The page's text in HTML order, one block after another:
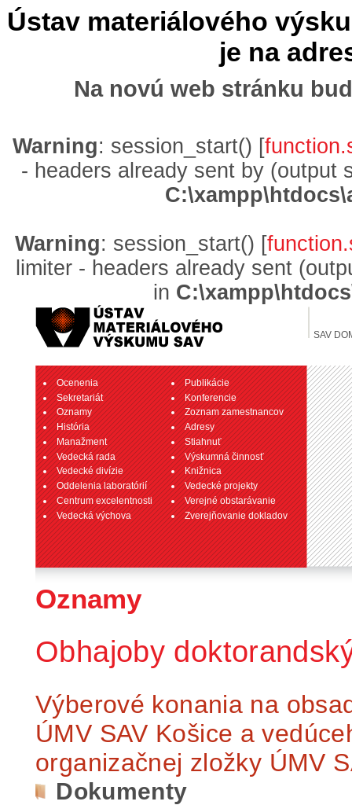
Ústav materiálového
je na
Na novú web stránku
Warning: session_start() [
- headers already sent by (output
Warning: session_start() [
limiter - headers already sent
in
SAV
Ocenenia
Sekretariát
Oznamy
História
Manažment
Vedecká rada
Vedecké divízie
Oddelenia laboratórií
Centrum excelentnosti
Vedecká výchova
Publikácie
Konferencie
Zoznam zamestnancov
Adresy
Stiahnuť
Výskumná činnosť
Knižnica
Vedecké projekty
Verejné obstarávanie
Zverejňovanie dokladov
Oznamy
Obhajoby
Výberové konania na
ÚMV SAV Košice a
organizačnej zložky ÚMV
Dokumenty